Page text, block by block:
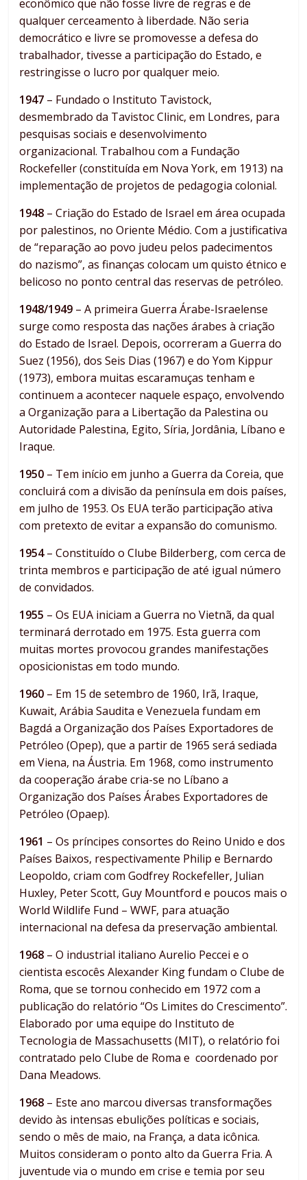
econômico que não fosse livre de regras e de
qualquer cerceamento à liberdade. Não seria
democrático e livre se promovesse a defesa do
trabalhador, tivesse a participação do Estado, e
restringisse o lucro por qualquer meio.
1947 – Fundado o Instituto Tavistock,
desmembrado da Tavistoc Clinic, em Londres, para
pesquisas sociais e desenvolvimento
organizacional. Trabalhou com a Fundação
Rockefeller (constituída em Nova York, em 1913) na
implementação de projetos de pedagogia colonial.
1948 – Criação do Estado de Israel em área ocupada
por palestinos, no Oriente Médio. Com a justificativa
de “reparação ao povo judeu pelos padecimentos
do nazismo”, as finanças colocam um quisto étnico e
belicoso no ponto central das reservas de petróleo.
1948/1949 – A primeira Guerra Árabe-Israelense
surge como resposta das nações árabes à criação
do Estado de Israel. Depois, ocorreram a Guerra do
Suez (1956), dos Seis Dias (1967) e do Yom Kippur
(1973), embora muitas escaramuças tenham e
continuem a acontecer naquele espaço, envolvendo
a Organização para a Libertação da Palestina ou
Autoridade Palestina, Egito, Síria, Jordânia, Líbano e
Iraque.
1950 – Tem início em junho a Guerra da Coreia, que
concluirá com a divisão da península em dois países,
em julho de 1953. Os EUA terão participação ativa
com pretexto de evitar a expansão do comunismo.
1954– Constituído o Clube Bilderberg, com cerca de
trinta membros e participação de até igual número
de convidados.
1955 – Os EUA iniciam a Guerra no Vietnã, da qual
terminará derrotado em 1975. Esta guerra com
muitas mortes provocou grandes manifestações
oposicionistas em todo mundo.
1960 – Em 15 de setembro de 1960, Irã, Iraque,
Kuwait, Arábia Saudita e Venezuela fundam em
Bagdá a Organização dos Países Exportadores de
Petróleo (Opep), que a partir de 1965 será sediada
em Viena, na Áustria. Em 1968, como instrumento
da cooperação árabe cria-se no Líbano a
Organização dos Países Árabes Exportadores de
Petróleo (Opaep).
1961 – Os príncipes consortes do Reino Unido e dos
Países Baixos, respectivamente Philip e Bernardo
Leopoldo, criam com Godfrey Rockefeller, Julian
Huxley, Peter Scott, Guy Mountford e poucos mais o
World Wildlife Fund – WWF, para atuação
internacional na defesa da preservação ambiental.
1968 – O industrial italiano Aurelio Peccei e o
cientista escocês Alexander King fundam o Clube de
Roma, que se tornou conhecido em 1972 com a
publicação do relatório “Os Limites do Crescimento”.
Elaborado por uma equipe do Instituto de
Tecnologia de Massachusetts (MIT), o relatório foi
contratado pelo Clube de Roma e coordenado por
Dana Meadows.
1968 – Este ano marcou diversas transformações
devido às intensas ebulições políticas e sociais,
sendo o mês de maio, na França, a data icônica.
Muitos consideram o ponto alto da Guerra Fria. A
juventude via o mundo em crise e temia por seu